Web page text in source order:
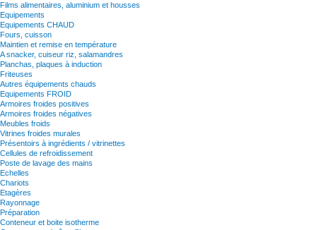
Films alimentaires, aluminium et housses
Equipements
Equipements CHAUD
Fours, cuisson
Maintien et remise en température
A snacker, cuiseur riz, salamandres
Planchas, plaques à induction
Friteuses
Autres équipements chauds
Equipements FROID
Armoires froides positives
Armoires froides négatives
Meubles froids
Vitrines froides murales
Présentoirs à ingrédients / vitrinettes
Cellules de refroidissement
Poste de lavage des mains
Echelles
Chariots
Etagères
Rayonnage
Préparation
Conteneur et boite isotherme